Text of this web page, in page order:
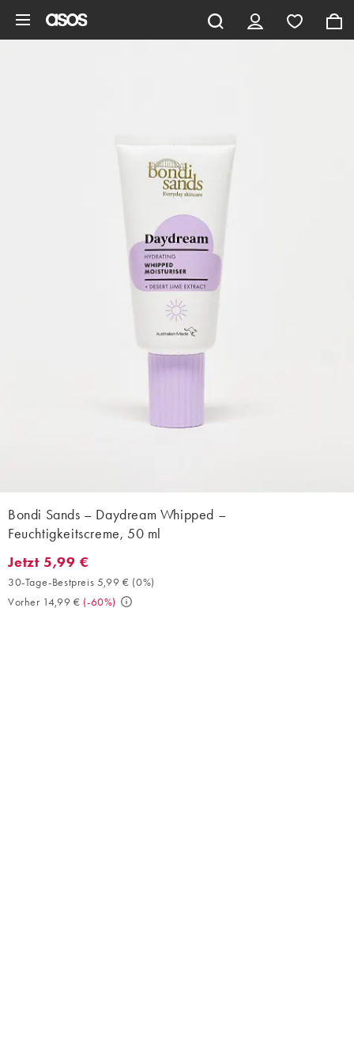
Bondi Sands – Daydream Whipped –
Feuchtigkeitscreme, 50 ml
Jetzt 5,99 €. 30-Tage-Bestpreis 5,99 € (0%). Vorher 14,99 €. (-
Jetzt 5,99 €
30-Tage-Bestpreis 5,99 € (0%)
Vorher 14,99 € (-60%)